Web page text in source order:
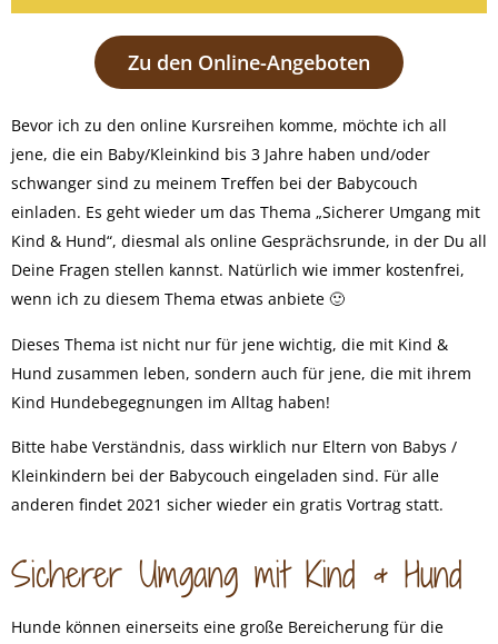
Zu den Online-Angeboten
Bevor ich zu den online Kursreihen komme, möchte ich all
jene, die ein Baby/Kleinkind bis 3 Jahre haben und/oder
schwanger sind zu meinem Treffen bei der Babycouch
einladen. Es geht wieder um das Thema „Sicherer Umgang mit
Kind & Hund“, diesmal als online Gesprächsrunde, in der Du all
Deine Fragen stellen kannst. Natürlich wie immer kostenfrei,
wenn ich zu diesem Thema etwas anbiete 🙂
Dieses Thema ist nicht nur für jene wichtig, die mit Kind &
Hund zusammen leben, sondern auch für jene, die mit ihrem
Kind Hundebegegnungen im Alltag haben!
Bitte habe Verständnis, dass wirklich nur Eltern von Babys /
Kleinkindern bei der Babycouch eingeladen sind. Für alle
anderen findet 2021 sicher wieder ein gratis Vortrag statt.
Sicherer Umgang mit Kind & Hund
Hunde können einerseits eine große Bereicherung für die